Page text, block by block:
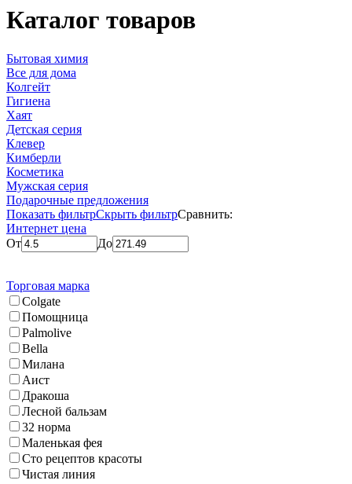
Каталог товаров
Бытовая химия
Все для дома
Колгейт
Гигиена
Хаят
Детская серия
Клевер
Кимберли
Косметика
Мужская серия
Подарочные предложения
Показать фильтрСкрыть фильтрСравнить:
Интернет цена
От
До
Торговая марка
Colgate
Помощница
Palmolive
Bella
Милана
Аист
Дракоша
Лесной бальзам
32 норма
Маленькая фея
Сто рецептов красоты
Чистая линия